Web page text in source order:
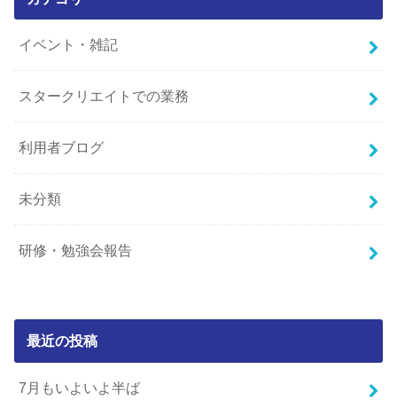
イベント・雑記
スタークリエイトでの業務
利用者ブログ
未分類
研修・勉強会報告
最近の投稿
7月もいよいよ半ば